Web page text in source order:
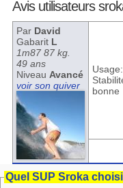
Avis utilisateurs
Par David
Gabarit L
1m87 87 kg.
49 ans
Niveau Avancé
voir son quiver
bonne
Quel SUP Sroka